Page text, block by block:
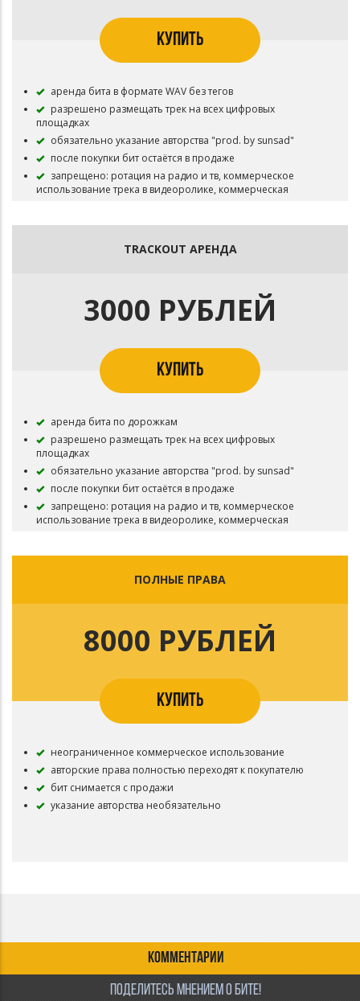
КУПИТЬ
аренда бита в формате WAV без тегов
разрешено размещать трек на всех цифровых
площадках
обязательно указание авторства "prod. by sunsad"
после покупки бит остаётся в продаже
запрещено: ротация на радио и тв, коммерческое
использование трека в видеоролике, коммерческая
TRACKOUT АРЕНДА
3000 РУБЛЕЙ
КУПИТЬ
аренда бита по дорожкам
разрешено размещать трек на всех цифровых
площадках
обязательно указание авторства "prod. by sunsad"
после покупки бит остаётся в продаже
запрещено: ротация на радио и тв, коммерческое
использование трека в видеоролике, коммерческая
ПОЛНЫЕ ПРАВА
8000 РУБЛЕЙ
КУПИТЬ
неограниченное коммерческое использование
авторские права полностью переходят к покупателю
бит снимается с продажи
указание авторства необязательно
КОММЕНТАРИИ
ПОДЕЛИТЕСЬ МНЕНИЕМ О БИТЕ!